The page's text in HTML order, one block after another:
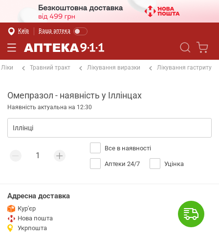
Київ Ваша аптека
Ліки Травний тракт Лікування виразки Лікування гастриту
Омепразол - наявність у Іллінцах
Наявність актуальна на 12:30
Все в наявності
Аптеки 24/7 Уцінка
Адресна доставка
Кур'єр
Нова пошта
Укрпошта